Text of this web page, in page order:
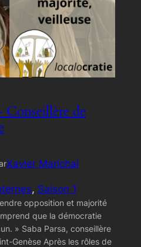
Conseillère de
Xavier Marichal
, Saison 1
opposition et majorité
que la démocratie
» Saba Parsa, conseillère
Genèse Après les rôles de